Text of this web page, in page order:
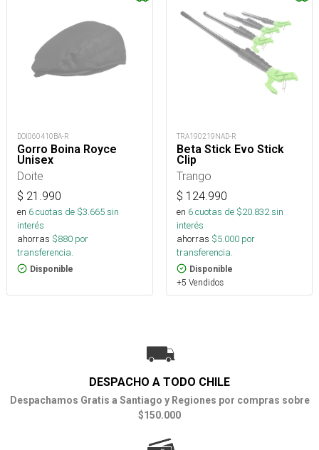
DOI060410BA-R
Gorro Boina Royce
Unisex
Doite
$ 21.990
en 6cuotas de $3.665sin
interés
ahorras $880 por
transferencia.
Disponible
TRA190219NAD-R
Beta Stick Evo Stick
Clip
Trango
$ 124.990
en 6cuotas de $20.832sin
interés
ahorras $5.000 por
transferencia.
Disponible
+5 Vendidos
DESPACHO A TODO CHILE
Despachamos Gratis a Santiago y Regiones por compras sobre
$150.000